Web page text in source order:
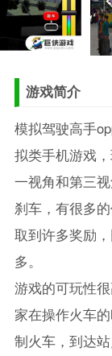
游戏简介
模拟驾驶高手
拟类手机游戏
一视角和第三
刹车，有很多
取到许多奖励
多。
游戏的可玩性
家在操作火车
制火车，到达